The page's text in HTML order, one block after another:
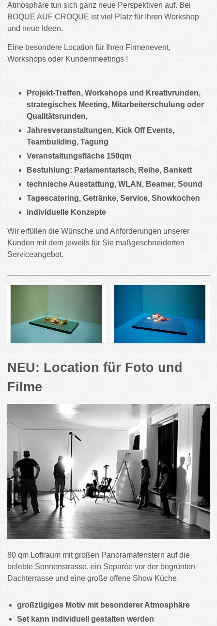
Atmosphäre tun sich ganz neue Perspektiven auf. Bei
BOQUE AUF CROQUE ist viel Platz für Ihren Workshop
und neue Ideen.
Eine besondere Location für Ihren Firmenevent,
Workshops oder Kundenmeetings !
Projekt-Treffen, Workshops und Kreativrunden,
strategisches Meeting, Mitarbeiterschulung oder
Qualitätsrunden,
Jahresveranstaltungen, Kick Off Events,
Teambuilding, Tagung
Veranstaltungsfläche 150qm
Bestuhlung: Parlamentarisch, Reihe, Bankett
technische Ausstattung, WLAN, Beamer, Sound
Tagescatering, Getränke, Service, Showkochen
individuelle Konzepte
Wir erfüllen die Wünsche und Anforderungen unserer
Kunden mit dem jeweils für Sie maßgeschneiderten
Serviceangebot.
NEU: Location für Foto und
Filme
80 qm Loftraum mit großen Panoramafenstern auf die
belebte Sonnenstrasse, ein Separée vor der begrünten
Dachterrasse und eine große offene Show Küche.
großzügiges Motiv mit besonderer Atmosphäre
Set kann individuell gestalten werden